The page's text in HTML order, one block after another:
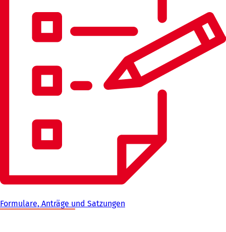
Formulare, Anträge und Satzungen